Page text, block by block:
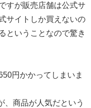
すが販売店舗は公式サ
サイトしか買えないの
ということなので驚き
円かかってしまいま
、商品が人気だという